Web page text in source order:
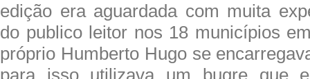
edição era aguardada com muita
do publico leitor nos 18 municípios
próprio Humberto Hugo se
para isso utilizava um bugre que